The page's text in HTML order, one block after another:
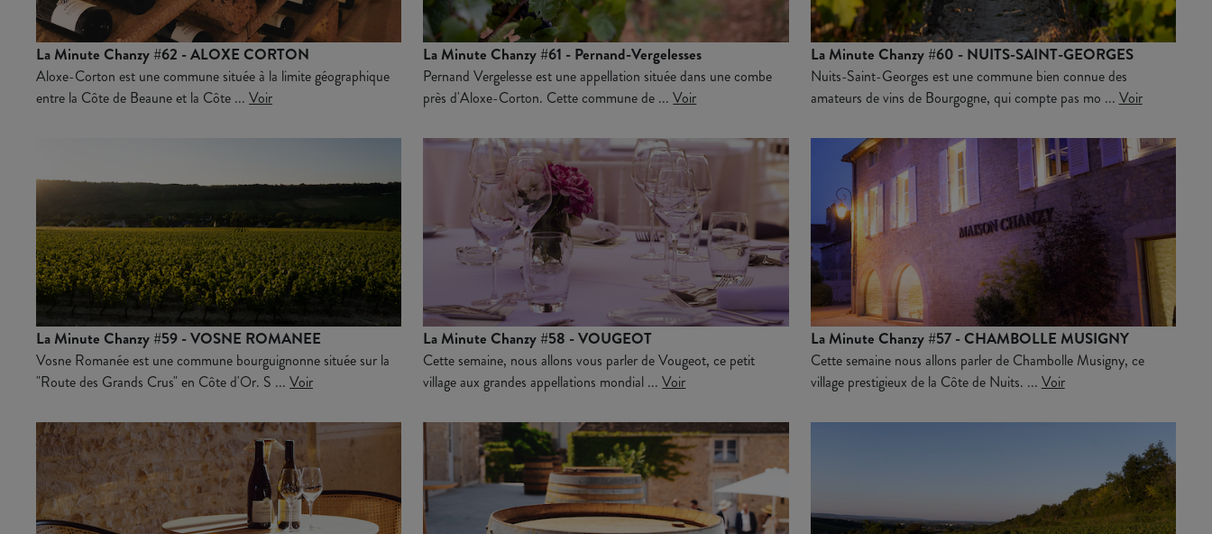
La Minute Chanzy #62 - ALOXE CORTON
Aloxe-Corton est une commune située à la limite géographique
entre la Côte de Beaune et la Côte ... Voir
La Minute Chanzy #61 - Pernand-Vergelesses
Pernand Vergelesse est une appellation située dans une combe
près d'Aloxe-Corton. Cette commune de ...Voir
La Minute Chanzy #60 - NUITS-SAINT-GEORGES
Nuits-Saint-Georges est une commune bien connue des
amateurs de vins de Bourgogne, qui compte pas mo ... Voir
La Minute Chanzy #59 - VOSNE ROMANEE
Vosne Romanée est une commune bourguignonne située sur la
"Route des Grands Crus" en Côte d'Or. S ... Voir
La Minute Chanzy #58 - VOUGEOT
Cette semaine, nous allons vous parler de Vougeot, ce petit
village aux grandes appellations mondial ...Voir
La Minute Chanzy #57 - CHAMBOLLE MUSIGNY
Cette semaine nous allons parler de Chambolle Musigny, ce
village prestigieux de la Côte de Nuits. ... Voir